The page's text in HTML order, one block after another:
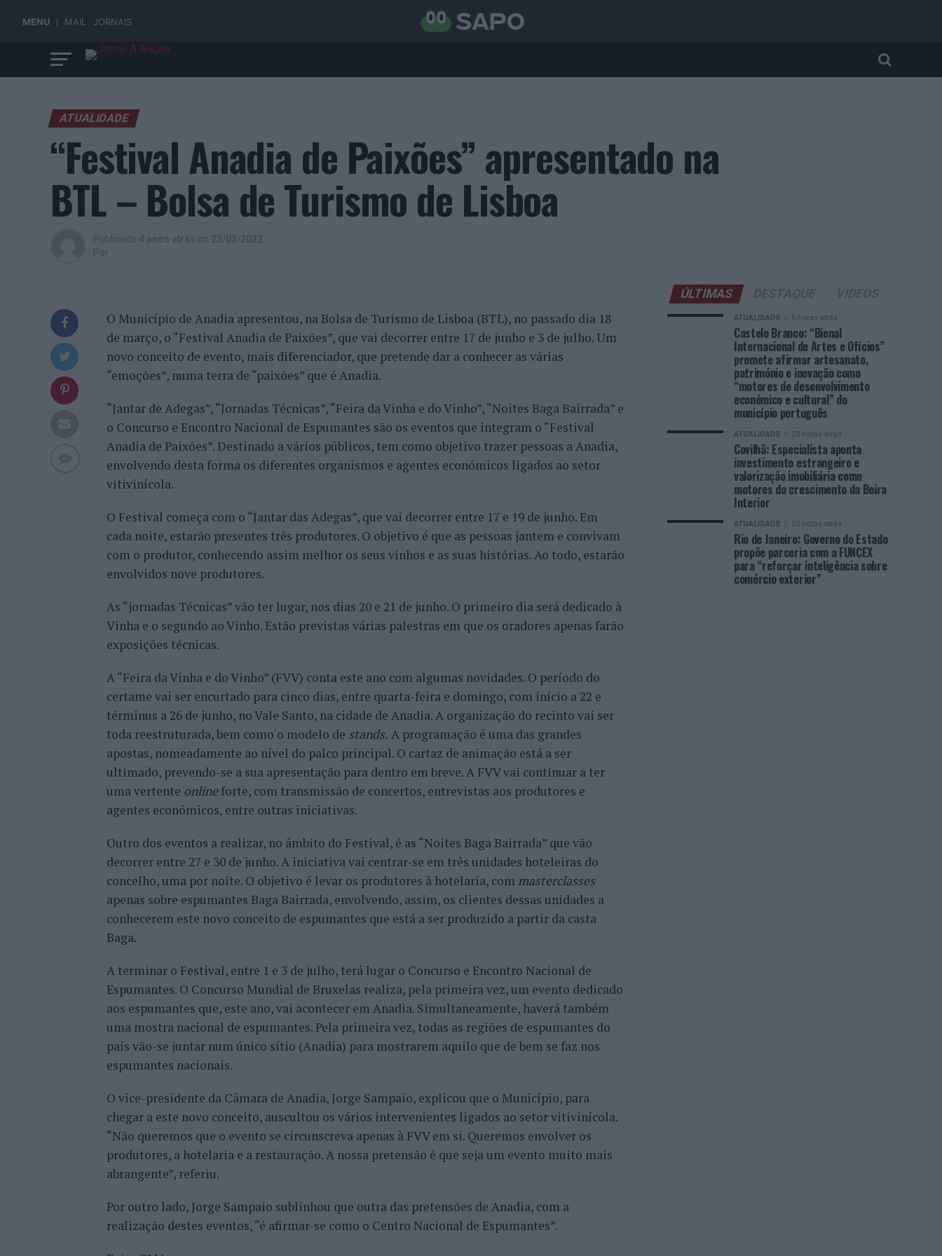
MENU MAIL JORNAIS
ATUALIDADE
“Festival Anadia de Paixões” apresentado na
BTL – Bolsa de Turismo de Lisboa
Publicado 4 anos atrás on 23/03/2022
Por
O Município de Anadia apresentou, na Bolsa de Turismo de Lisboa (BTL), no passado dia 18
de março, o “Festival Anadia de Paixões”, que vai decorrer entre 17 de junho e 3 de julho. Um
novo conceito de evento, mais diferenciador, que pretende dar a conhecer as várias
“emoções”, numa terra de “paixões” que é Anadia.
“Jantar de Adegas”, “Jornadas Técnicas”, “Feira da Vinha e do Vinho”, “Noites Baga Bairrada” e
o Concurso e Encontro Nacional de Espumantes são os eventos que integram o “Festival
Anadia de Paixões”. Destinado a vários públicos, tem como objetivo trazer pessoas a Anadia,
envolvendo desta forma os diferentes organismos e agentes económicos ligados ao setor
vitivinícola.
O Festival começa com o “Jantar das Adegas”, que vai decorrer entre 17 e 19 de junho. Em
cada noite, estarão presentes três produtores. O objetivo é que as pessoas jantem e convivam
com o produtor, conhecendo assim melhor os seus vinhos e as suas histórias. Ao todo, estarão
envolvidos nove produtores.
As “jornadas Técnicas” vão ter lugar, nos dias 20 e 21 de junho. O primeiro dia será dedicado à
Vinha e o segundo ao Vinho. Estão previstas várias palestras em que os oradores apenas farão
exposições técnicas.
A “Feira da Vinha e do Vinho” (FVV) conta este ano com algumas novidades. O período do
certame vai ser encurtado para cinco dias, entre quarta-feira e domingo, com início a 22 e
términus a 26 de junho, no Vale Santo, na cidade de Anadia. A organização do recinto vai ser
toda reestruturada, bem como o modelo de stands. A programação é uma das grandes
apostas, nomeadamente ao nível do palco principal. O cartaz de animação está a ser
ultimado, prevendo-se a sua apresentação para dentro em breve. A FVV vai continuar a ter
uma vertente onlineforte, com transmissão de concertos, entrevistas aos produtores e
agentes económicos, entre outras iniciativas.
Outro dos eventos a realizar, no âmbito do Festival, é as “Noites Baga Bairrada” que vão
decorrer entre 27 e 30 de junho. A iniciativa vai centrar-se em três unidades hoteleiras do
concelho, uma por noite. O objetivo é levar os produtores à hotelaria, com masterclasses
apenas sobre espumantes Baga Bairrada, envolvendo, assim, os clientes dessas unidades a
conhecerem este novo conceito de espumantes que está a ser produzido a partir da casta
Baga.
A terminar o Festival, entre 1 e 3 de julho, terá lugar o Concurso e Encontro Nacional de
Espumantes. O Concurso Mundial de Bruxelas realiza, pela primeira vez, um evento dedicado
aos espumantes que, este ano, vai acontecer em Anadia. Simultaneamente, haverá também
uma mostra nacional de espumantes. Pela primeira vez, todas as regiões de espumantes do
país vão-se juntar num único sítio (Anadia) para mostrarem aquilo que de bem se faz nos
espumantes nacionais.
O vice-presidente da Câmara de Anadia, Jorge Sampaio, explicou que o Município, para
chegar a este novo conceito, auscultou os vários intervenientes ligados ao setor vitivinícola.
“Não queremos que o evento se circunscreva apenas à FVV em si. Queremos envolver os
produtores, a hotelaria e a restauração. A nossa pretensão é que seja um evento muito mais
abrangente”, referiu.
Por outro lado, Jorge Sampaio sublinhou que outra das pretensões de Anadia, com a
realização destes eventos, “é afirmar-se como o Centro Nacional de Espumantes”.
ÚLTIMAS
ATUALIDADE 5 horas atrás
Castelo Branco: “Bienal
Internacional de Artes e Ofícios”
promete afirmar artesanato,
património e inovação como
“motores de desenvolvimento
económico e cultural” do
município português
ATUALIDADE 23 horas atrás
Covilhã: Especialista aponta
investimento estrangeiro e
valorização imobiliária como
motores do crescimento da Beira
Interior
ATUALIDADE 23 horas atrás
Rio de Janeiro: Governo do Estado
propõe parceria com a FUNCEX
para “reforçar inteligência sobre
comércio exterior”